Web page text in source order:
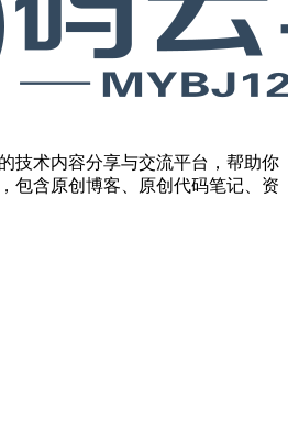
技术内容分享与交流平台，帮助你
包含原创博客、原创代码笔记、资